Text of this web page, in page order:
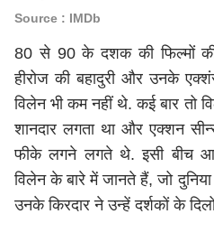
Source : IMDb
80 से 90 के दशक की फिल्मों की
हीरोज की बहादुरी और उनके
विलेन भी कम नहीं थे. कई बार तो
शानदार लगता था और एक्शन
फीके लगने लगते थे. इसी बीच
विलेन के बारे में जानते हैं, जो
उनके किरदार ने उन्हें दर्शकों के